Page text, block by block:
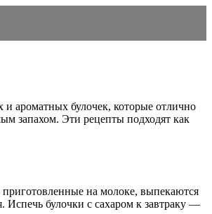
ароматных булочек, которые отлично
запахом. Эти рецепты подходят как
на молоке, выпекаются
Испечь булочки с сахаром к завтраку —